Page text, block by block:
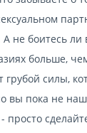
А не боитесь
больше,
силы,
вы пока не